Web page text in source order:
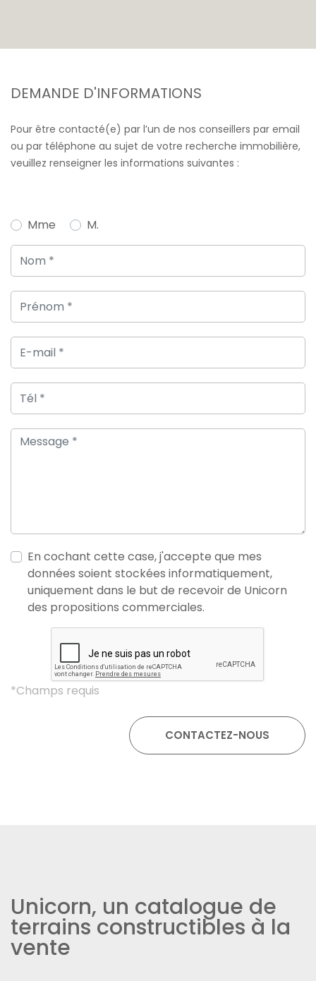
DEMANDE D'INFORMATIONS
Pour être contacté(e) par l’un de nos conseillers par email
ou par téléphone au sujet de votre recherche immobilière,
veuillez renseigner les informations suivantes :
Mme M.
En cochant cette case, j'accepte que mes
données soient stockées informatiquement,
uniquement dans le but de recevoir de Unicorn
des propositions commerciales.
*Champs requis
Unicorn, un catalogue de
terrains constructibles à la
vente